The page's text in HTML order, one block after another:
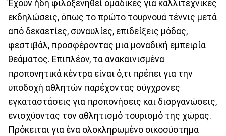
Έχουν ήδη φιλοξενηθεί ομαδικές για καλλιτεχνικές
εκδηλώσεις, όπως το πρώτο τουρνουά τέννις μετά
από δεκαετίες, συναυλίες, επιδείξεις μόδας,
φεστιβάλ, προσφέροντας μια μοναδική εμπειρία
θεάματος. Επιπλέον, τα ανακαινισμένα
προπονητικά κέντρα είναι ό,τι πρέπει για την
υποδοχή αθλητών παρέχοντας σύγχρονες
εγκαταστάσεις για προπονήσεις και διοργανώσεις,
ενισχύοντας τον αθλητισμό τουρισμό της χώρας.
Πρόκειται για ένα ολοκληρωμένο οικοσύστημα